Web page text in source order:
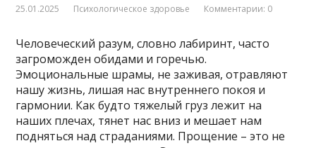
25.01.2025 Психологическое здоровье Комментарии: 0
Человеческий разум, словно лабиринт, часто
загроможден обидами и горечью.
Эмоциональные шрамы, не заживая, отравляют
нашу жизнь, лишая нас внутреннего покоя и
гармонии. Как будто тяжелый груз лежит на
наших плечах, тянет нас вниз и мешает нам
подняться над страданиями. Прощение – это не